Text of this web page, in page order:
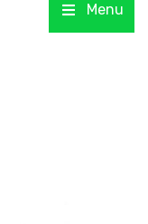
Menu